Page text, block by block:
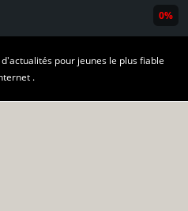
d'actualités pour jeunes le plus fiable
.
0%